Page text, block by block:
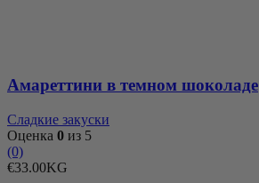
Амареттини в темном шоколаде
Сладкие закуски
Оценка 0 из 5
(0)
€33.00KG